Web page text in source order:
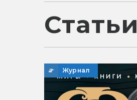
Статьи
Журнал